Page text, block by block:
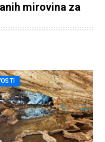
mirovina za